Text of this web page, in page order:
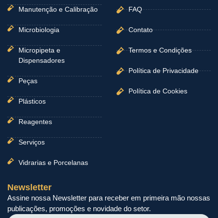
Manutenção e Calibração
Microbiologia
Micropipeta e
Dispensadores
Peças
Plásticos
Reagentes
Serviços
Vidrarias e Porcelanas
FAQ
Contato
Termos e Condições
Política de Privacidade
Política de Cookies
Newsletter
Assine nossa Newsletter para receber em primeira mão nossas
publicações, promoções e novidade do setor.